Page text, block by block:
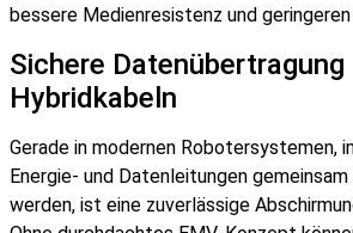
bessere Medienresistenz und
Sichere
Hybridkabeln
Gerade in modernen Robotersystemen,
Energie- und Datenleitungen
werden, ist eine zuverlässige